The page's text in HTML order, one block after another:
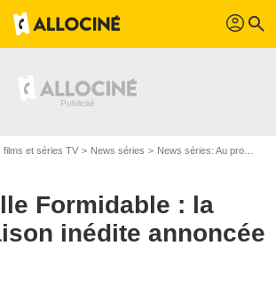
profil search
films et séries TV News séries News séries: Au programme
Formidable : la
inédite annoncée